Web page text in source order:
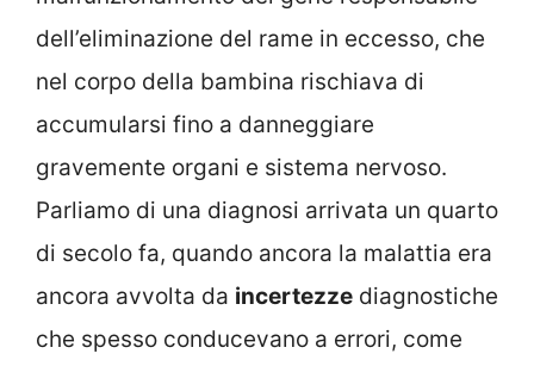
dell’eliminazione del rame in eccesso, che
nel corpo della bambina rischiava di
accumularsi fino a danneggiare
gravemente organi e sistema nervoso.
Parliamo di una diagnosi arrivata un quarto
di secolo fa, quando ancora la malattia era
ancora avvolta da incertezze diagnostiche
che spesso conducevano a errori, come